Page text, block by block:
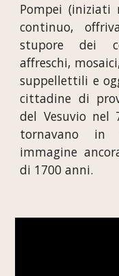
Pompei (iniziati
continuo,
stupore dei
affreschi,
suppellettili e
cittadine di
del Vesuvio nel
tornavano
immagine
di 1700 anni.